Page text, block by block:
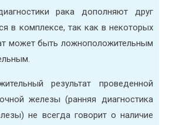
рака дополняют друг
в комплексе, так как в некоторых
может быть ложноположительным
результат проведенной
железы (ранняя диагностика
не всегда говорит о наличие